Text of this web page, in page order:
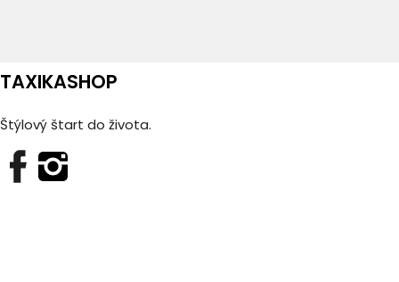
TAXIKASHOP
Štýlový štart do života.